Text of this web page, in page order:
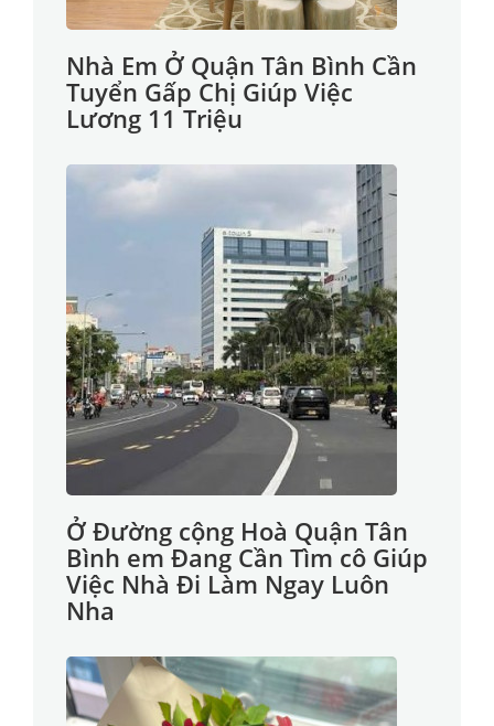
Nhà Em Ở Quận Tân Bình Cần
Tuyển Gấp Chị Giúp Việc
Lương 11 Triệu
Ở Đường cộng Hoà Quận Tân
Bình em Đang Cần Tìm cô Giúp
Việc Nhà Đi Làm Ngay Luôn
Nha